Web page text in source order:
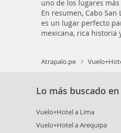
uno de los lugares
En resumen, Cabo
es un lugar perfecto
mexicana, rica historia
Atrapalo.pe
Lo más buscado
Vuelo+Hotel a Lima
Vuelo+Hotel a Arequipa